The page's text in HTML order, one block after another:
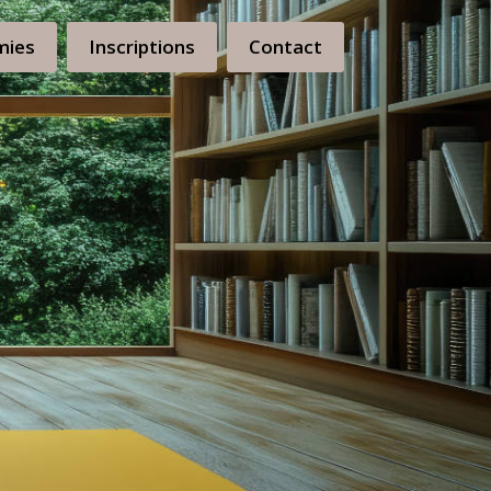
Inscriptions Contact